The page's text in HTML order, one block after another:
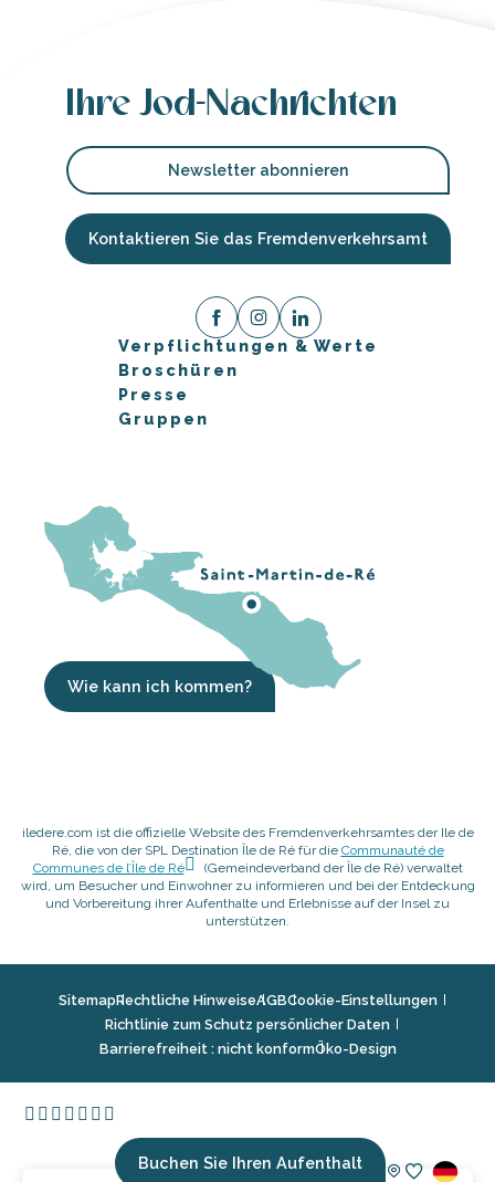
Buchen Sie Ihren Aufenthalt
Ihre Jod-Nachrichten
Newsletter abonnieren
Kontaktieren Sie das Fremdenverkehrsamt
Verpflichtungen & Werte
Broschüren
Presse
Gruppen
Wie kann ich kommen?
iledere.com ist die offizielle Website des Fremdenverkehrsamtes der Ile de
Ré, die von der SPL Destination Île de Ré für die Communauté de
Communes de l’Île de Ré
(Gemeindeverband der Île de Ré) verwaltet
wird, um Besucher und Einwohner zu informieren und bei der Entdeckung
und Vorbereitung ihrer Aufenthalte und Erlebnisse auf der Insel zu
unterstützen.
SitemapRechtliche HinweiseAGBCookie-Einstellungen
Richtlinie zum Schutz persönlicher Daten
Barrierefreiheit : nicht konformÖko-Design